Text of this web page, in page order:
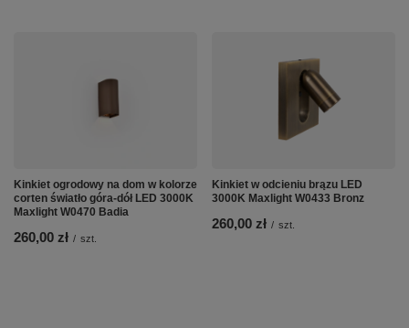
Kinkiet ogrodowy na dom w kolorze
corten światło góra-dół LED 3000K
Maxlight W0470 Badia
260,00 zł / szt.
Kinkiet w odcieniu brązu LED
3000K Maxlight W0433 Bronz
260,00 zł / szt.